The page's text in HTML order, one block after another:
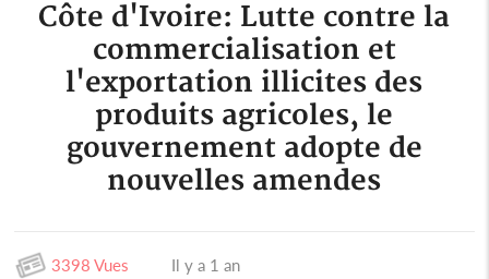
Côte d'Ivoire: Lutte contre la
commercialisation et
l'exportation illicites des
produits agricoles, le
gouvernement adopte de
nouvelles amendes
3398 Vues Il y a 1 an